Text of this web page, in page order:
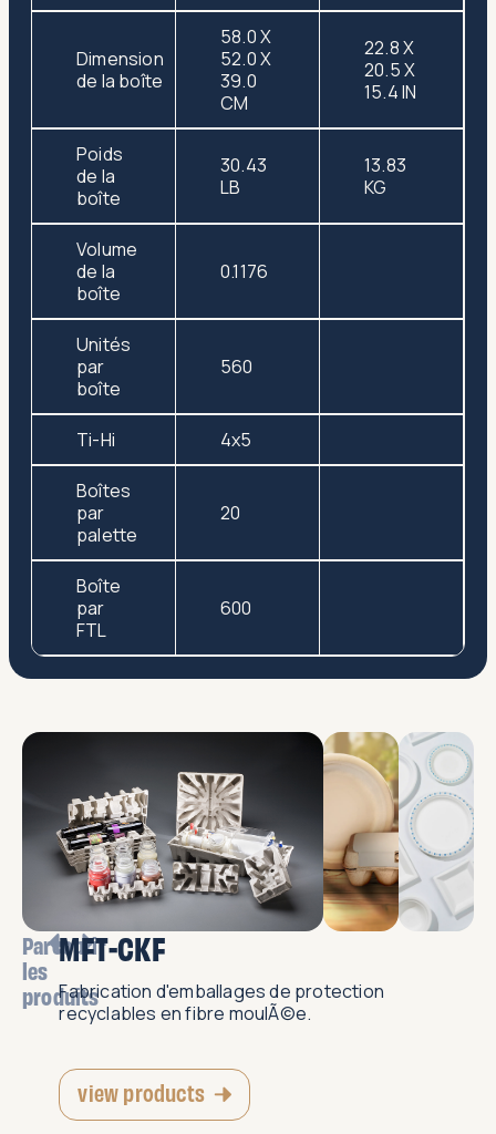
Dimension
de la boîte
58.0 X
52.0 X
39.0
CM
22.8 X
20.5 X
15.4 IN
Poids
de la
boîte
30.43
LB
13.83
KG
Volume
de la
boîte
0.1176
Unités
par
boîte
560
Ti-Hi 4x5
Boîtes
par
palette
20
Boîte
par
FTL
600
Parcourir
les
produits
MFT-CKF
Fabrication d'emballages de protection
recyclables en fibre moulÃ©e.
view products